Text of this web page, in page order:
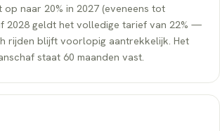
naar 20% in 2027 (eveneens tot
2028 geldt het volledige tarief van 22% —
rijden blijft voorlopig aantrekkelijk. Het
staat 60 maanden vast.